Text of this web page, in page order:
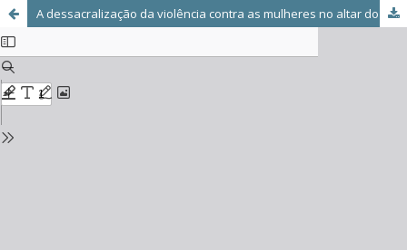
A dessacralização da violência contra as mulheres no altar do patriarcado: reflexões a partir dos conceitos desejo mimético e bode expiatório em René Girard